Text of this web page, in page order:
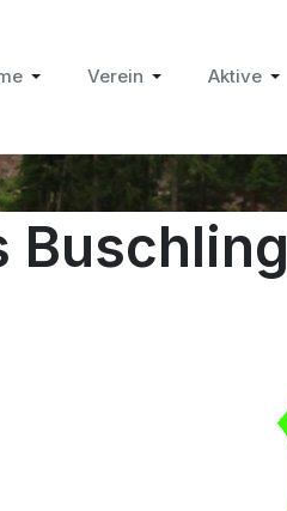
Verein Aktive